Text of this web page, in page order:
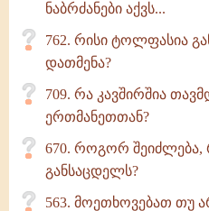
ნაბრძანები აქვს...
762. რისი ტოლფასია
დათმენა?
709. რა კავშირშია
ერთმანეთთან?
670. როგორ
განსაცდელს?
563. მოეთხოვებათ თუ